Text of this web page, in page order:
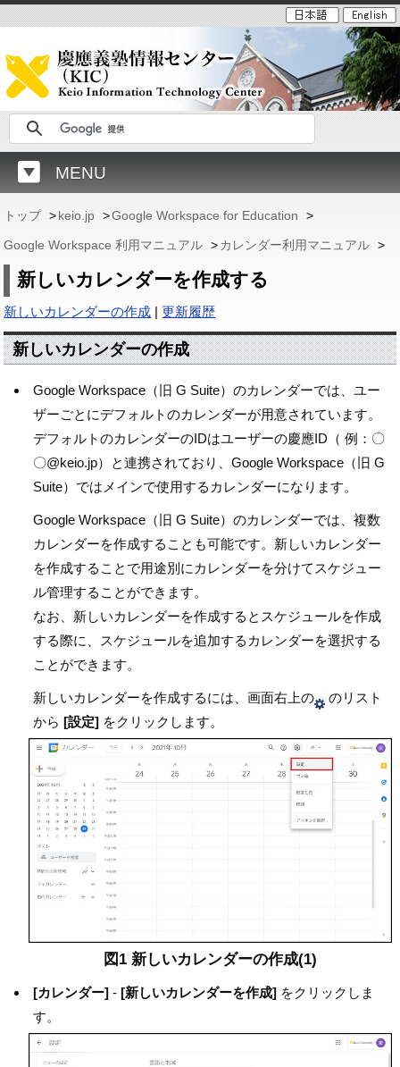
MENU
トップ >keio.jp >Google Workspace for Education >
Google Workspace 利用マニュアル >カレンダー利用マニュアル >
新しいカレンダーを作成する
新しいカレンダーの作成 |更新履歴
新しいカレンダーの作成
Google Workspace（旧 G Suite）のカレンダーでは、ユー
ザーごとにデフォルトのカレンダーが用意されています。
デフォルトのカレンダーのIDはユーザーの慶應ID（ 例：〇
〇@keio.jp）と連携されており、Google Workspace（旧 G
Suite）ではメインで使用するカレンダーになります。
Google Workspace（旧 G Suite）のカレンダーでは、複数
カレンダーを作成することも可能です。新しいカレンダー
を作成することで用途別にカレンダーを分けてスケジュー
ル管理することができます。
なお、新しいカレンダーを作成するとスケジュールを作成
する際に、スケジュールを追加するカレンダーを選択する
ことができます。
新しいカレンダーを作成するには、画面右上の
のリスト
から[設定] をクリックします。
図1 新しいカレンダーの作成(1)
[カレンダー] -[新しいカレンダーを作成] をクリックしま
す。